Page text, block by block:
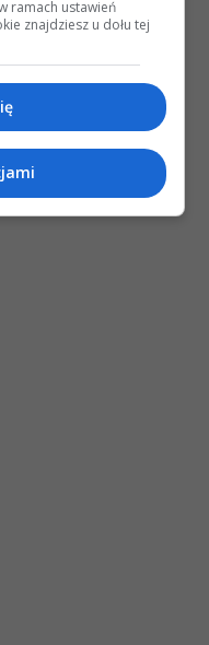
ramach ustawień
znajdziesz u dołu tej